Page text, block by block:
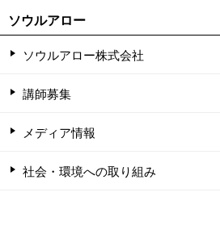
ソウルアロー
ソウルアロー株式会社
講師募集
メディア情報
社会・環境への取り組み